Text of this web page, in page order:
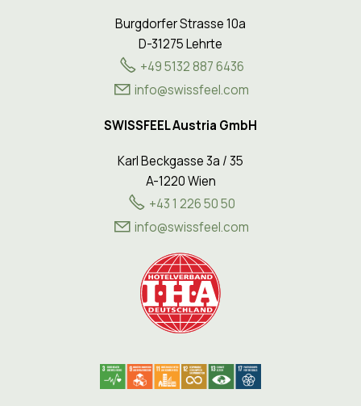
Burgdorfer Strasse 10a
D-31275 Lehrte
+49 5132 887 6436
info@swissfeel.com
SWISSFEEL Austria GmbH
Karl Beckgasse 3a / 35
A-1220 Wien
+43 1 226 50 50
nf
swssf lc m